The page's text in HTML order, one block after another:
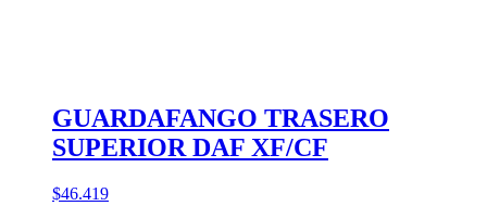
GUARDAFANGO TRASERO
SUPERIOR DAF XF/CF
$46.419